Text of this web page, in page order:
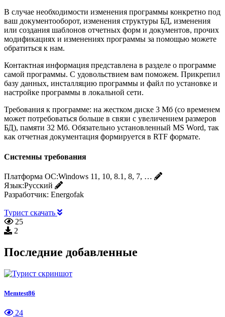
В случае необходимости изменения программы конкретно под
ваш документооборот, изменения структуры БД, изменения
или создания шаблонов отчетных форм и документов, прочих
модификациях и изменениях программы за помощью можете
обратиться к нам.
Контактная информация представлена в разделе о программе
самой программы. С удовольствием вам поможем. Прикрепил
базу данных, инсталляцию программы и файл по установке и
настройке программы в локальной сети.
Требования к программе: на жестком диске 3 Мб (со временем
может потребоваться больше в связи с увеличением размеров
БД), памяти 32 Мб. Обязательно установленный MS Word, так
как отчетная документация формируется в RTF формате.
Системны требования
Платформа ОС:Windows 11, 10, 8.1, 8, 7, …
Язык:Русский
Разработчик: Energofak
Турист скачать
25
2
Последние добавленные
Memtest86
24